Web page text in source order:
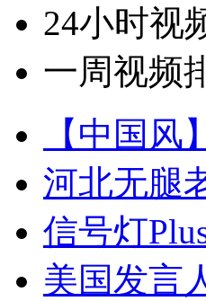
24小时视
一周视频
【中国
河北无腿
信号灯
美国发言